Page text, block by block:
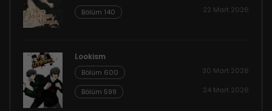
Bölüm 140 22 Mart 2026
Lookism
Bölüm 600 30 Mart 2026
Bölüm 599 24 Mart 2026